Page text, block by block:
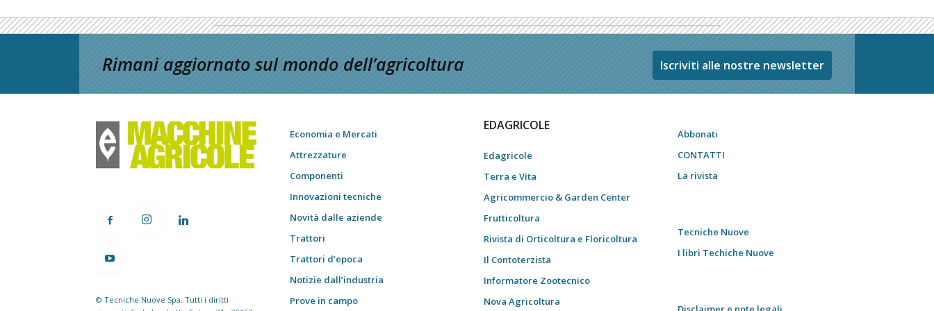
Rimani aggiornato sul mondo dell’agricoltura Iscriviti alle nostre newsletter
© Tecniche Nuove Spa. Tutti i diritti
Economia e Mercati
Attrezzature
Componenti
Innovazioni tecniche
Novità dalle aziende
Trattori
Trattori d’epoca
Notizie dall’industria
Prove in campo
EDAGRICOLE
Edagricole
Terra e Vita
Agricommercio & Garden Center
Frutticoltura
Rivista di Orticoltura e Floricoltura
Il Contoterzista
Informatore Zootecnico
Nova Agricoltura
Abbonati
CONTATTI
La rivista
Tecniche Nuove
I libri Techiche Nuove